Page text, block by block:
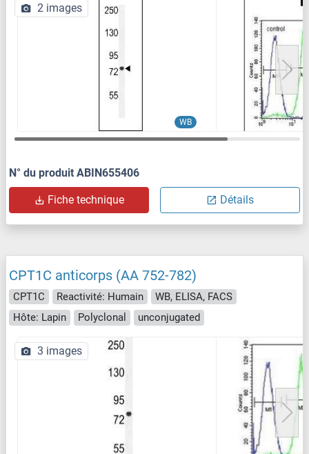
WB
2 images
N° du produit ABIN655406
Fiche technique Détails
CPT1C anticorps (AA 752-782)
CPT1C Reactivité: Humain
WB, ELISA, FACS
Hôte: Lapin
Polyclonal unconjugated
3 images